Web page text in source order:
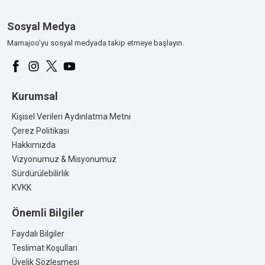
Sosyal Medya
Mamajoo'yu sosyal medyada takip etmeye başlayın.
Kurumsal
Kişisel Verileri Aydınlatma Metni
Çerez Politikası
Hakkımızda
Vizyonumuz & Misyonumuz
Sürdürülebilirlik
KVKK
Önemli Bilgiler
Faydalı Bilgiler
Teslimat Koşulları
Üyelik Sözleşmesi